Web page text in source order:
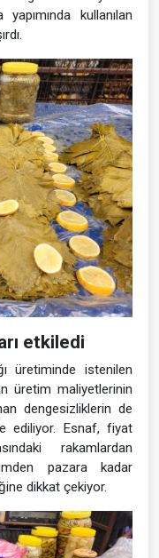
kullanılan
etkiledi
üretiminde istenilen
üretim maliyetlerinin
dengesizliklerin de
ediliyor. Esnaf, fiyat
rakamlardan
pazara kadar
dikkat çekiyor.